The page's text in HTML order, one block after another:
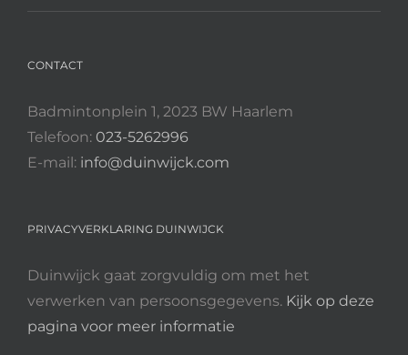
CONTACT
Badmintonplein 1, 2023 BW Haarlem
Telefoon: 023-5262996
E-mail: info@duinwijck.com
PRIVACYVERKLARING DUINWIJCK
Duinwijck gaat zorgvuldig om met het
verwerken van persoonsgegevens. Kijk op deze
pagina voor meer informatie